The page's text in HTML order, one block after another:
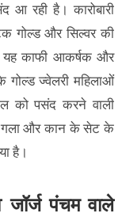
रही है। कारोबारी
गोल्ड और सिल्वर की
यह काफी आकर्षक और
ज्वेलरी महिलाओं
को पसंद करने वाली
गला और कान के सेट के
है।
जॉर्ज पंचम वाले